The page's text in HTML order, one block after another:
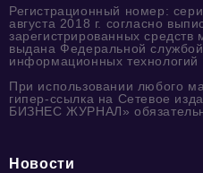
Регистрационный номер:
августа 2018 г. согласно
зарегистрированных
выдана Федеральной
информационных технологий
При использовании любого
гипер-ссылка на Сетевое
БИЗНЕС ЖУРНАЛ»
Новости